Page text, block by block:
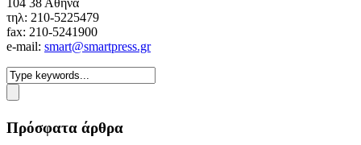
104 38 Αθήνα
τηλ: 210-5225479
fax: 210-5241900
e-mail: smart@smartpress.gr
Πρόσφατα άρθρα